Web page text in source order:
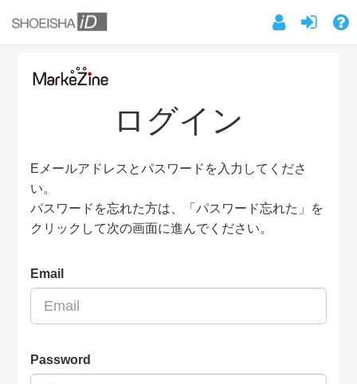
ログイン
Eメールアドレスとパスワードを入力してくださ
い。
パスワードを忘れた方は、「パスワード忘れた」を
クリックして次の画面に進んでください。
Email
Password